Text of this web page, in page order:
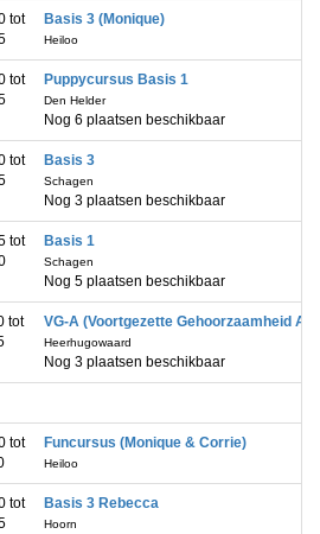
tot
Basis 3 (Monique)
Heiloo
tot
Puppycursus Basis 1
Den Helder
Nog 6 plaatsen beschikbaar
tot
Basis 3
Schagen
Nog 3 plaatsen beschikbaar
tot
Basis 1
Schagen
Nog 5 plaatsen beschikbaar
tot
VG-A (Voortgezette Gehoorzaamheid A)
Heerhugowaard
Nog 3 plaatsen beschikbaar
tot
Funcursus (Monique & Corrie)
Heiloo
tot
Basis 3 Rebecca
Hoorn